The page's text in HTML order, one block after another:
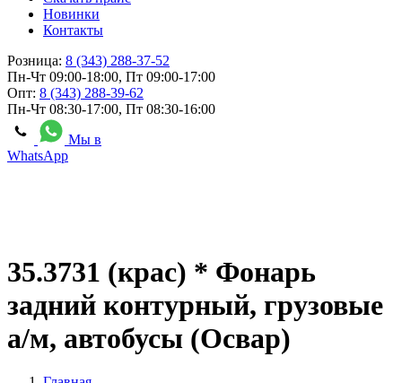
Новинки
Контакты
Розница: 8 (343) 288-37-52
Пн-Чт 09:00-18:00, Пт 09:00-17:00
Опт: 8 (343) 288-39-62
Пн-Чт 08:30-17:00, Пт 08:30-16:00
Мы в
WhatsApp
35.3731 (крас) * Фонарь
задний контурный, грузовые
а/м, автобусы (Освар)